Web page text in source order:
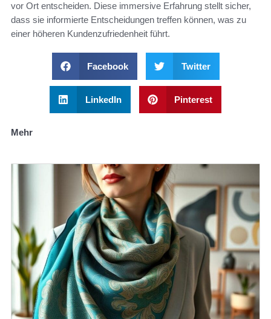
vor Ort entscheiden. Diese immersive Erfahrung stellt sicher,
dass sie informierte Entscheidungen treffen können, was zu
einer höheren Kundenzufriedenheit führt.
Facebook Twitter
LinkedIn Pinterest
Mehr